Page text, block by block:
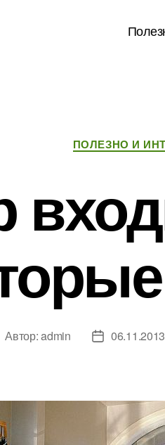
ПОЛЕЗНО И
Автор:admin
Дата06.11.2013